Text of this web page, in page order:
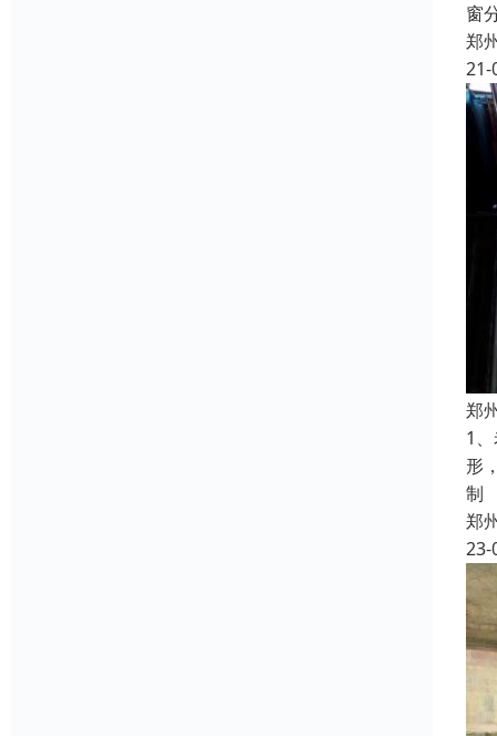
窗
郑
21-
郑
1
形
制
郑
23-